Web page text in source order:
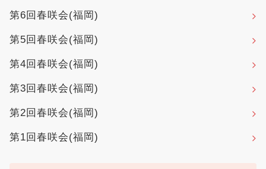
第6回春咲会(福岡)
第5回春咲会(福岡)
第4回春咲会(福岡)
第3回春咲会(福岡)
第2回春咲会(福岡)
第1回春咲会(福岡)